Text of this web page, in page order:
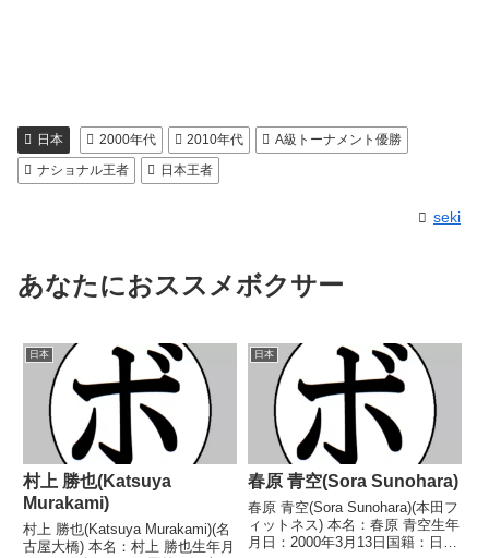
日本 2000年代 2010年代
A級トーナメント優勝
ナショナル王者
日本王者
seki
あなたにおススメボクサー
日本
村上 勝也(Katsuya
Murakami)
村上 勝也(Katsuya Murakami)(名
古屋大橋) 本名：村上 勝也生年月
日本
春原 青空(Sora Sunohara)
春原 青空(Sora Sunohara)(本田フ
ィットネス) 本名：春原 青空生年
月日：2000年3月13日国籍：日本